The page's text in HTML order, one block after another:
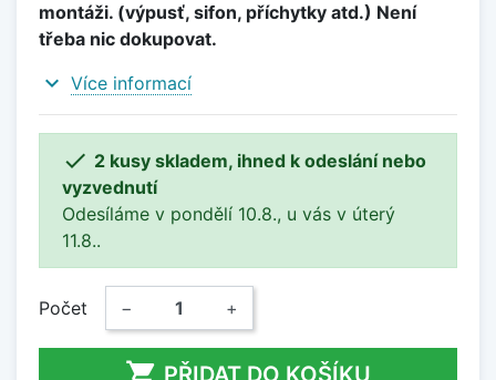
montáži. (výpusť, sifon, příchytky atd.) Není
třeba nic dokupovat.
expand_more Více informací
 2 kusy skladem, ihned k odeslání nebo
vyzvednutí
Odesíláme v pondělí 10.8., u vás v úterý
11.8..
Počet − +